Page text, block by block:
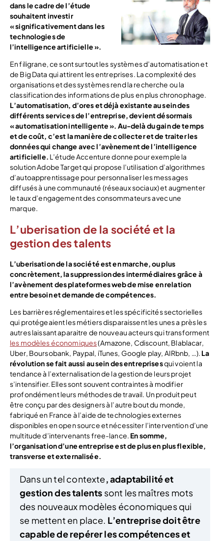
dans le cadre de l’étude
souhaitent investir
« significativement dans les
technologies de
l’intelligence artificielle ».
En filigrane, ce sont surtout les systèmes d’automatisation et
de Big Data qui attirent les entreprises. La complexité des
organisations et des systèmes rend la recherche ou la
classification des informations de plus en plus chronophage.
L’automatisation, d’ores et déjà existante au sein des
différents services de l’entreprise, devient désormais
« automatisation intelligente ». Au-delà du gain de temps
et de coût, c’est la manière de collecter et de traiter les
données qui change avec l’avènement de l’intelligence
artificielle. L’étude Accenture donne pour exemple la
solution Adobe Target qui propose l’utilisation d’algorithmes
d’autoapprentissage pour personnaliser les messages
diffusés à une communauté (réseaux sociaux) et augmenter
le taux d’engagement des consommateurs avec une
marque.
L’uberisation de la société et la
gestion des talents
L’uberisation de la société est en marche, ou plus
concrètement, la suppression des intermédiaires grâce à
l’avènement des plateformes web de mise en relation
entre besoin et demande de compétences.
Les barrières réglementaires et les spécificités sectorielles
qui protégeaient les métiers disparaissent les unes a près les
autres laissant aparaitre de nouveau acteurs qui transforment
les modèles économiques(Amazone, Cdiscount, Blablacar,
Uber, Boursobank, Paypal, iTunes, Google play, AIRbnb, …). La
révolution se fait aussi au sein des entreprisesqui voient la
tendance à l’externalisation de la gestion de leurs projet
s’intensifier. Elles sont souvent contraintes à modifier
profondément leurs méthodes de travail. Un produit peut
être conçu par des designers à l’autre bout du monde,
fabriqué en France à l’aide de technologies externes
disponibles en open source et nécessiter l’intervention d’une
multitude d’intervenants free-lance. En somme,
l’organisation d’une entreprise est de plus en plus flexible,
transverse et externalisée.
Dans un tel contexte, adaptabilité et
gestion des talents sont les maîtres mots
des nouveaux modèles économiques qui
se mettent en place. L’entreprise doit être
capable de repérer les compétences et